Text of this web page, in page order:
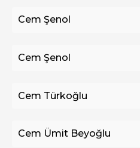
Cem Şenol
Cem Şenol
Cem Türkoğlu
Cem Ümit Beyoğlu